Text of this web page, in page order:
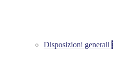
Disposizioni generali